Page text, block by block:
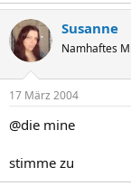
Susanne
Namhaftes
17 März 2004
@die mine
stimme zu